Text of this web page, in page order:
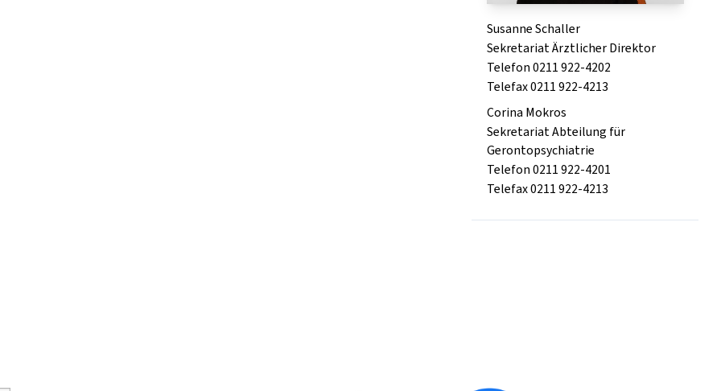
Susanne Schaller
Sekretariat Ärztlicher Direktor
Telefon 0211 922-4202
Telefax 0211 922-4213
Corina Mokros
Sekretariat Abteilung für
Gerontopsychiatrie
Telefon 0211 922-4201
Telefax 0211 922-4213